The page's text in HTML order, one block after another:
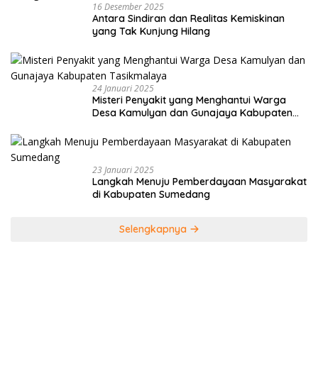
16 Desember 2025
Antara Sindiran dan Realitas Kemiskinan
yang Tak Kunjung Hilang
24 Januari 2025
Misteri Penyakit yang Menghantui Warga
Desa Kamulyan dan Gunajaya Kabupaten
23 Januari 2025
Langkah Menuju Pemberdayaan Masyarakat
di Kabupaten Sumedang
Selengkapnya